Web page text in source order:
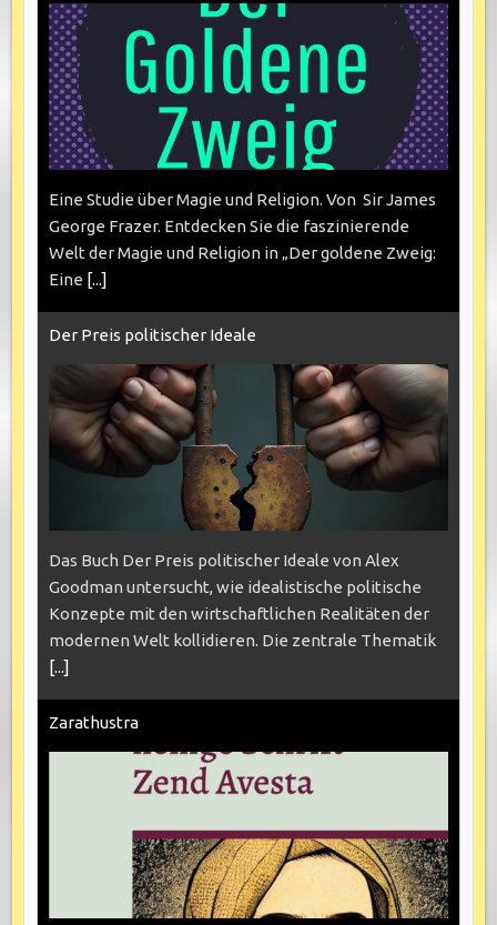
Eine Studie über Magie und Religion. Von Sir James
George Frazer. Entdecken Sie die faszinierende
Welt der Magie und Religion in „Der goldene Zweig:
Eine [...]
Der Preis politischer Ideale
Das Buch Der Preis politischer Ideale von Alex
Goodman untersucht, wie idealistische politische
Konzepte mit den wirtschaftlichen Realitäten der
modernen Welt kollidieren. Die zentrale Thematik
[...]
Zarathustra